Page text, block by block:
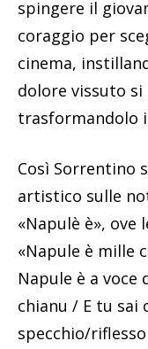
spingere il
coraggio per
cinema,
dolore vissuto
trasformandolo
Così Sorrentino
artistico sulle
«Napulè è»,
«Napule è mille
Napule è a voce
chianu / E tu sai
specchio/